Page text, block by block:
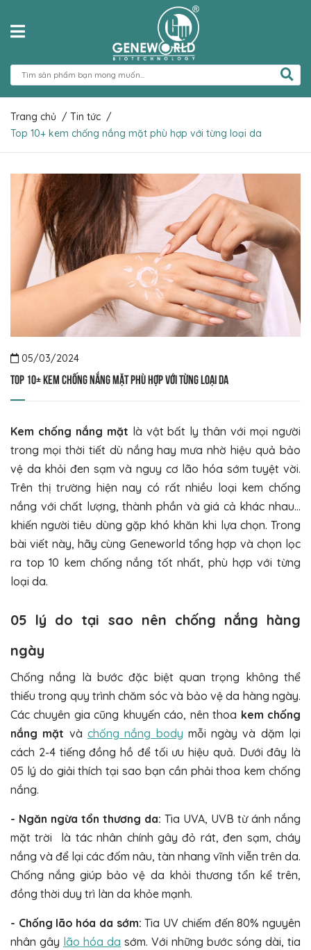
Trang chủ / Tin tức /
Top 10+ kem chống nắng mặt phù hợp với từng loại da
05/03/2024
Top 10+ kem chống nắng mặt phù hợp với từng loại da
Kem chống nắng mặt là vật bất ly thân với mọi người
trong mọi thời tiết dù nắng hay mưa nhờ hiệu quả bảo
vệ da khỏi đen sạm và nguy cơ lão hóa sớm tuyệt vời.
Trên thị trường hiện nay có rất nhiều loại kem chống
nắng với chất lượng, thành phần và giá cả khác nhau…
khiến người tiêu dùng gặp khó khăn khi lựa chọn. Trong
bài viết này, hãy cùng Geneworld tổng hợp và chọn lọc
ra top 10 kem chống nắng tốt nhất, phù hợp với từng
loại da.
05 lý do tại sao nên chống nắng hàng
ngày
Chống nắng là bước đặc biệt quan trọng không thể
thiếu trong quy trình chăm sóc và bảo vệ da hàng ngày.
Các chuyên gia cũng khuyến cáo, nên thoa kem chống
nắng mặt và chống nắng body mỗi ngày và dặm lại
cách 2-4 tiếng đồng hồ để tối ưu hiệu quả. Dưới đây là
05 lý do giải thích tại sao bạn cần phải thoa kem chống
nắng.
- Ngăn ngừa tổn thương da: Tia UVA, UVB từ ánh nắng
mặt trời là tác nhân chính gây đỏ rát, đen sạm, cháy
nắng và để lại các đốm nâu, tàn nhang vĩnh viễn trên da.
Chống nắng giúp bảo vệ da khỏi thương tổn kể trên,
đồng thời duy trì làn da khỏe mạnh.
- Chống lão hóa da sớm:Tia UV chiếm đến 80% nguyên
nhân gây lão hóa da sớm. Với những bước sóng dài, tia